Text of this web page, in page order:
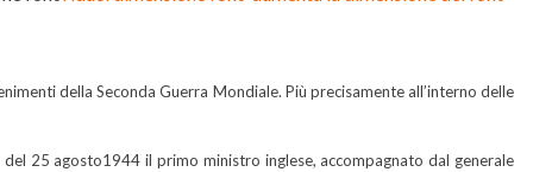
della Seconda Guerra Mondiale. Più precisamente all’interno delle
25 agosto1944 il primo ministro inglese, accompagnato dal generale